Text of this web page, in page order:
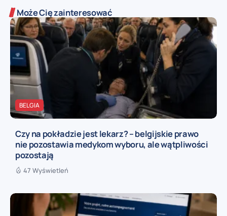
Może Cię zainteresować
BELGIA
Czy na pokładzie jest lekarz? – belgijskie prawo
nie pozostawia medykom wyboru, ale wątpliwości
pozostają
47 Wyświetleń